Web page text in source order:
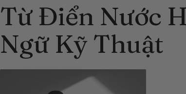
Từ Điển Nước
Ngữ Kỹ Thuật